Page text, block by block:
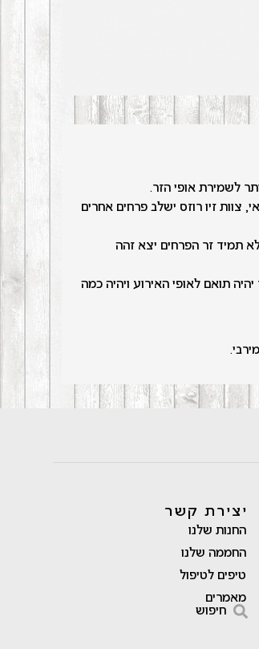
לשמירת אופי הזר.
צוות זיו רוזס ישלב פרחים אחרים
תמיד זר הפרחים יצא זהה
תואם לאופי האירוע ויהיה כמה
יצירת קשר
החנות שלנו
החממה שלנו
טיפים לטיפול
מאמרים
חיפוש